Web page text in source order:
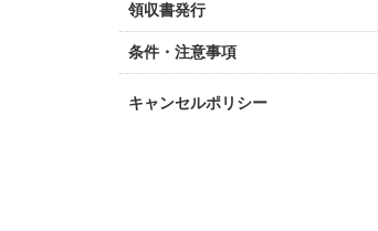
領収書発行
条件・注意事項
キャンセルポリシー